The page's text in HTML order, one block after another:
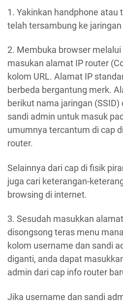
1. Yakinkan handphone atau
telah tersambung ke jaringan
2. Membuka browser
masukan alamat IP router
kolom URL. Alamat IP
berbeda bergantung merk.
berikut nama jaringan
sandi admin untuk masuk
umumnya tercantum di cap
router.
Selainnya dari cap di fisik
juga cari keterangan-
browsing di internet.
3. Sesudah masukkan
disongsong teras menu
kolom username dan sandi
diganti, anda dapat
admin dari cap info router
Jika username dan sandi